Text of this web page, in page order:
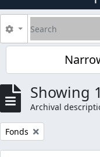
Search
Search options
Showing
Archival
Remove filter:
Fonds